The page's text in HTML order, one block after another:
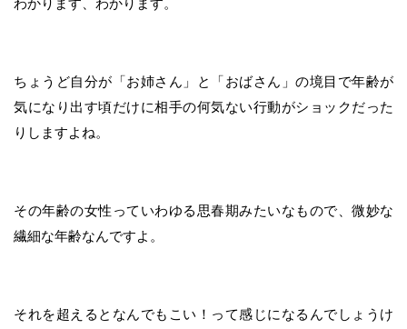
わかります、わかります。
ちょうど自分が「お姉さん」と「おばさん」の境目で年齢が
気になり出す頃だけに相手の何気ない行動がショックだった
りしますよね。
その年齢の女性っていわゆる思春期みたいなもので、微妙な
繊細な年齢なんですよ。
それを超えるとなんでもこい！って感じになるんでしょうけ